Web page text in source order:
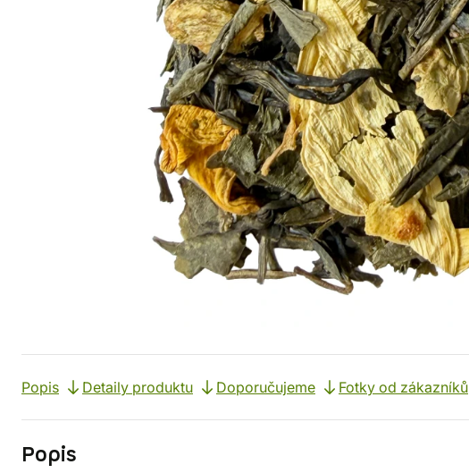
Popis Detaily produktu Doporučujeme Fotky od zákazníků
Popis